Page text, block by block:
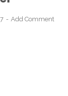
Add Comment